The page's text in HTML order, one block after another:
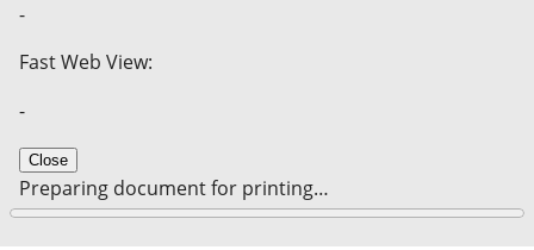
-
Fast Web View:
-
Close
Preparing document for printing…